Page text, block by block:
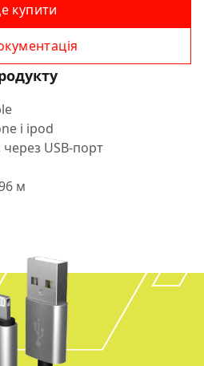
купити
i ipod
USB-порт
м